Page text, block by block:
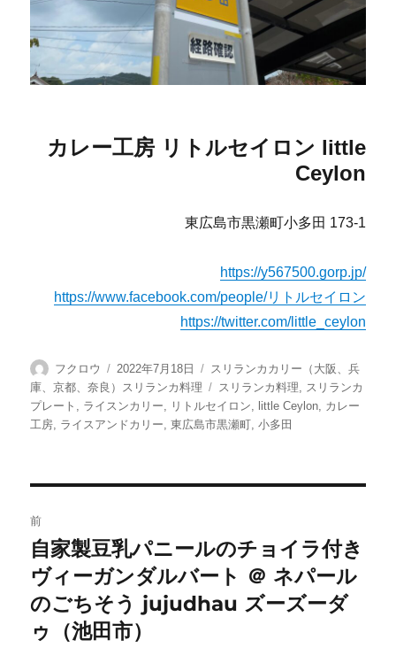
カレー工房 リトルセイロン little
Ceylon
東広島市黒瀬町小多田 173-1
https://y567500.gorp.jp/
https://www.facebook.com/people/リトルセイロン
https://twitter.com/little_ceylon
投
稿
者
フクロウ
投
稿
日:
2022年7月18日
カ
テ
ゴ
リ
スリランカカリー（大阪、兵
庫、京都、奈良）スリランカ料理
タ
グ
スリランカ料理
スリランカ
プレート
ライスンカリー リトルセイロン little Ceylon
カレー
工房 ライスアンドカリー ,東広島市黒瀬町 ,小多田
稿
ナ
ビ
前
前
の
投
自家製豆乳パニールのチョイラ付き
ヴィーガンダルバート ＠ ネパール
のごちそう jujudhau ズーズーダ
ゥ（池田市）